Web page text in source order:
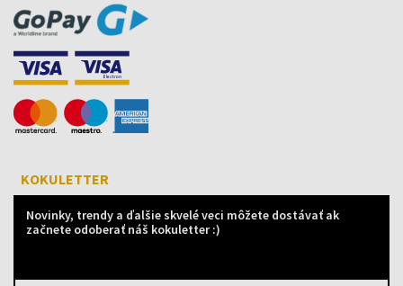
KOKULETTER
Novinky, trendy a ďalšie skvelé veci môžete dostávať ak
začnete odoberať náš kokuletter :)